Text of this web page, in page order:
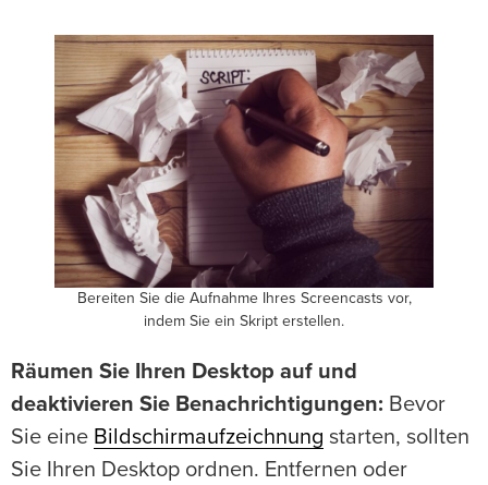
Bereiten Sie die Aufnahme Ihres Screencasts vor,
indem Sie ein Skript erstellen.
Räumen Sie Ihren Desktop auf und
deaktivieren Sie Benachrichtigungen: Bevor
Sie eine Bildschirmaufzeichnung starten, sollten
Sie Ihren Desktop ordnen. Entfernen oder